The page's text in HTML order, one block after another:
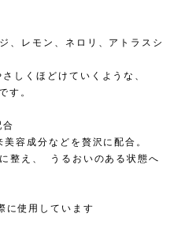
、レモン、ネロリ、アトラスシ
しくほどけていくような、
す。
容成分などを贅沢に配合。
整え、 うるおいのある状態へ
使用しています